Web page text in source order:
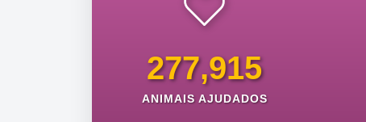
277,915
ANIMAIS AJUDADOS